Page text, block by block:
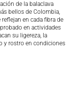
de la balaclava
bellos de Colombia,
en cada fibra de
en actividades
su ligereza, la
y rostro en condiciones